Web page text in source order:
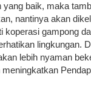
yang baik, maka
nantinya akan
koperasi gampong
lingkungan.
lebih nyaman